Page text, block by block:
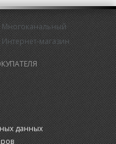
Многоканальный
Интернет-магазин
данных